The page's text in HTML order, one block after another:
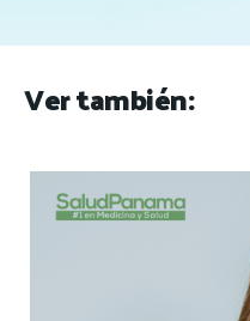
Ver también: